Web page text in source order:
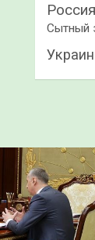
Россия
Сытный